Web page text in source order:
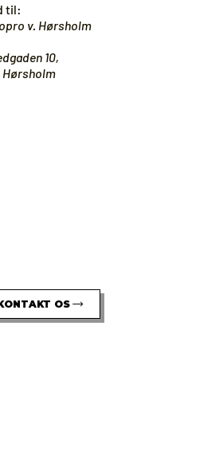
til:
v. Hørsholm
10,
Hørsholm
OS